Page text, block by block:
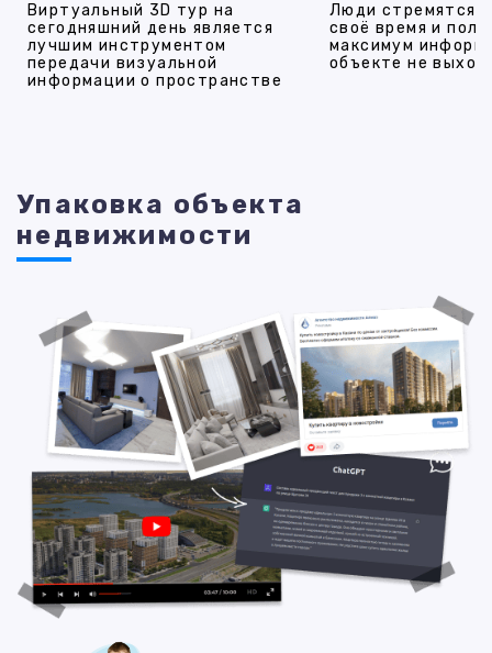
Виртуальный 3D тур на
сегодняшний день является
лучшим инструментом
передачи визуальной
информации о пространстве
Люди стремятся
своё время и
максимум
объекте не
Упаковка объекта
недвижимости